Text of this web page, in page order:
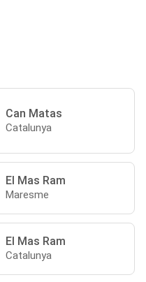
Can Matas
Catalunya
El Mas Ram
Maresme
El Mas Ram
Catalunya